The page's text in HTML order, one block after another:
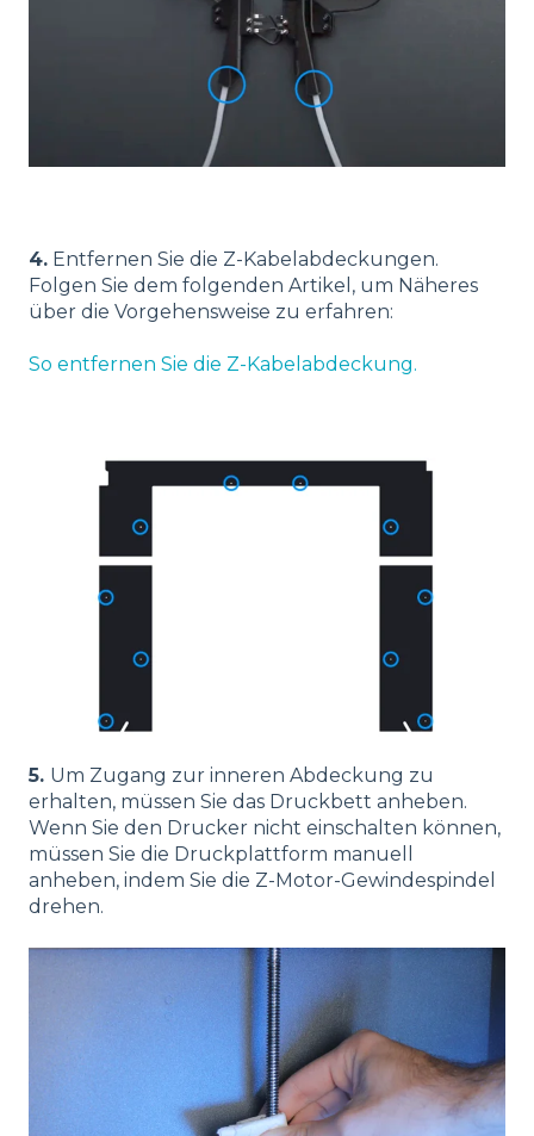
4. Entfernen Sie die Z-Kabelabdeckungen.
Folgen Sie dem folgenden Artikel, um Näheres
über die Vorgehensweise zu erfahren:
So entfernen Sie die Z-Kabelabdeckung.
5. Um Zugang zur inneren Abdeckung zu
erhalten, müssen Sie das Druckbett anheben.
Wenn Sie den Drucker nicht einschalten können,
müssen Sie die Druckplattform manuell
anheben, indem Sie die Z-Motor-Gewindespindel
drehen.